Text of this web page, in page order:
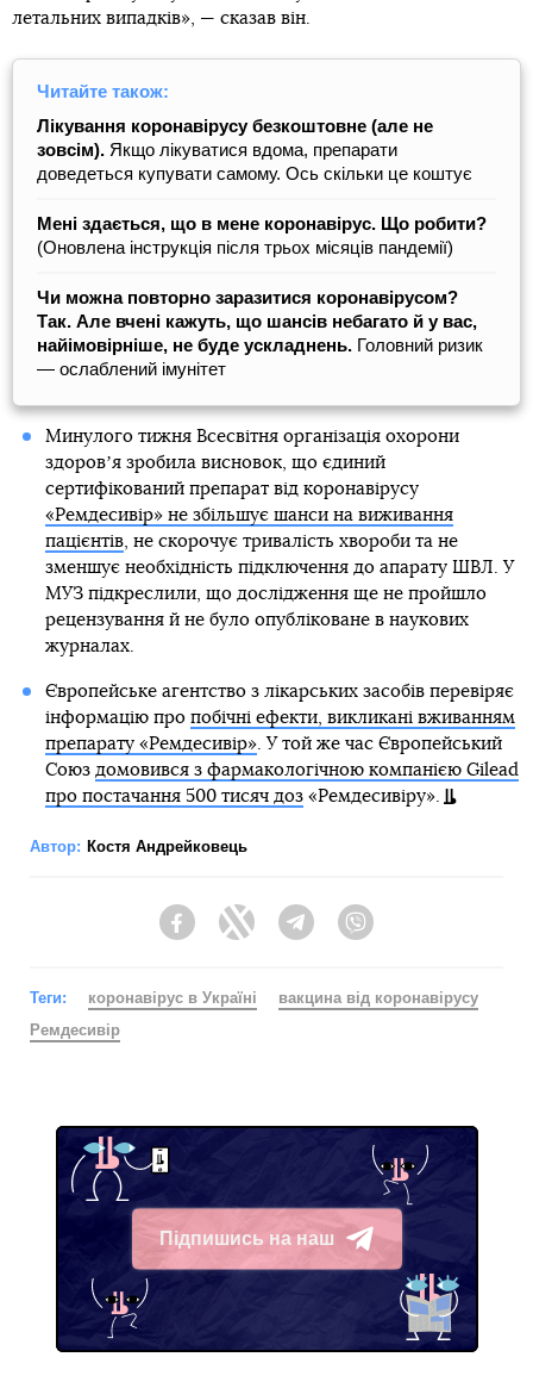
летальних випадків», — сказав він.
Читайте також:
Лікування коронавірусу безкоштовне (але не
зовсім). Якщо лікуватися вдома, препарати
доведеться купувати самому. Ось скільки це коштує
Мені здається, що в мене коронавірус. Що робити?
(Оновлена інструкція після трьох місяців пандемії)
Чи можна повторно заразитися коронавірусом?
Так. Але вчені кажуть, що шансів небагато й у вас,
найімовірніше, не буде ускладнень. Головний ризик
— ослаблений імунітет
Минулого тижня Всесвітня організація охорони
здоровʼя зробила висновок, що єдиний
сертифікований препарат від коронавірусу
«Ремдесивір» не збільшує шанси на виживання
пацієнтів, не скорочує тривалість хвороби та не
зменшує необхідність підключення до апарату ШВЛ. У
МУЗ підкреслили, що дослідження ще не пройшло
рецензування й не було опубліковане в наукових
журналах.
Європейське агентство з лікарських засобів перевіряє
інформацію про побічні ефекти, викликані вживанням
препарату «Ремдесивір». У той же час Європейський
Союз домовився з фармакологічною компанією Gilead
про постачання 500 тисяч доз«Ремдесивіру».
Автор: Костя Андрейковець
FacebookTwitter Telegram
Теги: коронавірус в Україні
вакцина від коронавірусу
Ремдесивір
Підпишись на наш
Telegram